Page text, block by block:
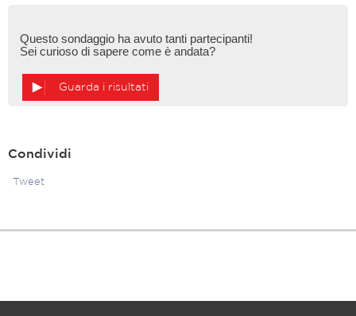
Questo sondaggio ha avuto tanti partecipanti!
Sei curioso di sapere come è andata?
Guarda i risultati
Condividi
Tweet